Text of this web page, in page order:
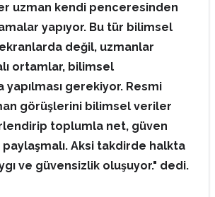
uzman kendi penceresinden
yapıyor. Bu tür bilimsel
değil, uzmanlar
ortamlar, bilimsel
gerekiyor. Resmi
görüşlerini bilimsel veriler
toplumla net, güven
Aksi takdirde halkta
ve güvensizlik oluşuyor." dedi.